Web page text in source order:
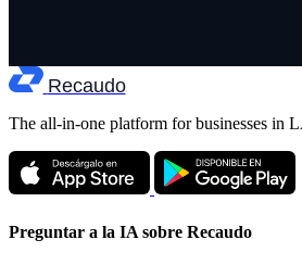
Recaudo
The all-in-one platform for businesses in
Preguntar a la IA sobre Recaudo